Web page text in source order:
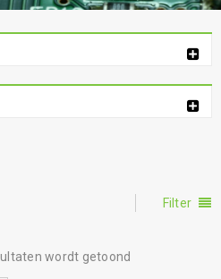
Filter
wordt getoond